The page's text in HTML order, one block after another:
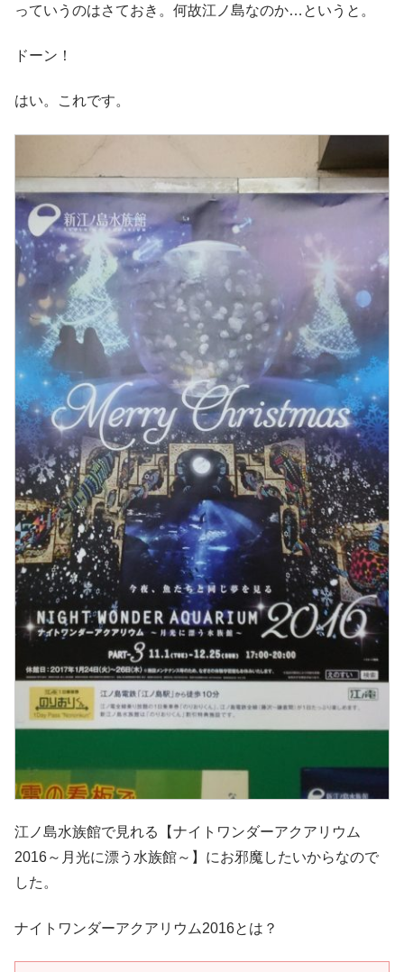
っていうのはさておき。何故江ノ島なのか…というと。
ドーン！
はい。これです。
江ノ島水族館で見れる【ナイトワンダーアクアリウム
2016～月光に漂う水族館～】にお邪魔したいからなので
した。
ナイトワンダーアクアリウム2016とは？